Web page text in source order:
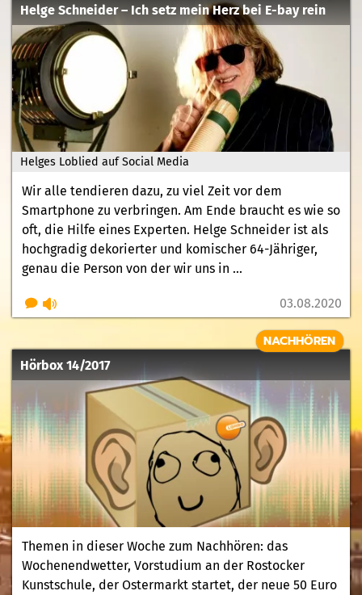
Helges Loblied auf Social Media
Helge Schneider – Ich setz mein Herz bei E-bay rein
Wir alle tendieren dazu, zu viel Zeit vor dem
Smartphone zu verbringen. Am Ende braucht es wie so
oft, die Hilfe eines Experten. Helge Schneider ist als
hochgradig dekorierter und komischer 64-Jähriger,
genau die Person von der wir uns in ...
03.08.2020
Hörbox 14/2017
NACHHÖREN
Themen in dieser Woche zum Nachhören: das
Wochenendwetter, Vorstudium an der Rostocker
Kunstschule, der Ostermarkt startet, der neue 50 Euro